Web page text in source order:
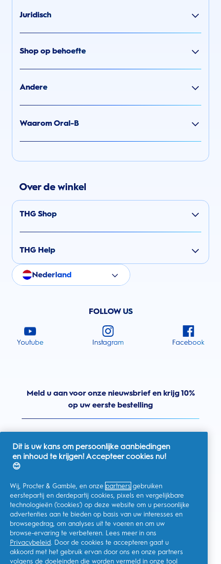
Juridisch
Shop op behoefte
Andere
Waarom Oral-B
Over de winkel
THG Shop
THG Help
Nederland
FOLLOW US
Youtube Instagram Facebook
Meld u aan voor onze nieuwsbrief en krijg 10%
op uw eerste bestelling
Ik geef toestemming voor het ontvangen van
gepersonaliseerde communicatie met betrekking tot
aanbiedingen, nieuws en andere promotionele initiatieven van
Oral-B en andere
P&G-merken
kan me op elk momentafmelden.
Procter & Gamble, als verwerkingsverantwoordelijke, zal uw
persoonlijke gegevens verwerken zodat u zich bij deze site kunt
registreren en de interactie kunt aangaan met de aangeboden
Dit is uw kans om persoonlijke aanbiedingen
en inhoud te krijgen! Accepteer cookies nu!
😊
Wij, Procter & Gamble, en onze partners gebruiken
eerstepartij en derdepartij cookies, pixels en vergelijkbare
technologieën ('cookies') op deze website om u persoonlijke
advertenties aan te bieden op basis van uw interesses en
browsegedrag, om analyses uit te voeren en om uw
browse-ervaring te verbeteren. Lees meer in ons
Privacybeleid. Door de cookies te accepteren gaat u
akkoord met het gebruik ervan door ons en onze partners
volgens de doeleinden die worden vermeld in onze tool